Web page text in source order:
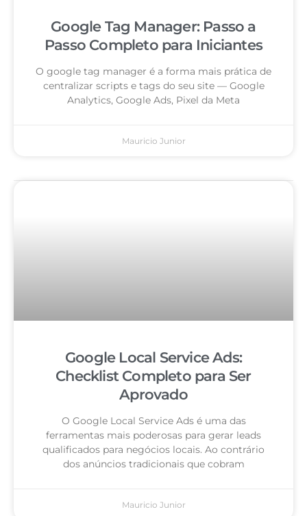
Google Tag Manager: Passo a
Passo Completo para Iniciantes
O google tag manager é a forma mais prática de
centralizar scripts e tags do seu site — Google
Analytics, Google Ads, Pixel da Meta
Mauricio Junior
Google Local Service Ads:
Checklist Completo para Ser
Aprovado
O Google Local Service Ads é uma das
ferramentas mais poderosas para gerar leads
qualificados para negócios locais. Ao contrário
dos anúncios tradicionais que cobram
Mauricio Junior